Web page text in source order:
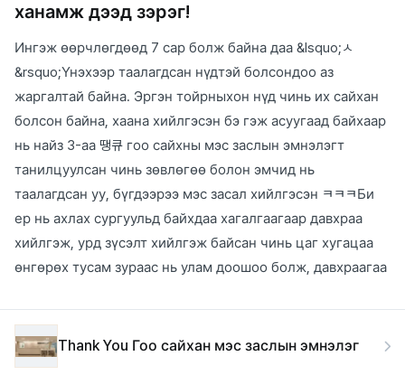
ханамж дээд зэрэг!
Ингэж өөрчлөгдөөд 7 сар болж байна даа &lsquo;ㅅ
&rsquo;Үнэхээр таалагдсан нүдтэй болсондоо аз
жаргалтай байна. Эргэн тойрныхон нүд чинь их сайхан
болсон байна, хаана хийлгэсэн бэ гэж асуугаад байхаар
нь найз 3-аа 땡큐 гоо сайхны мэс заслын эмнэлэгт
танилцуулсан чинь зөвлөгөө болон эмчид нь
таалагдсан уу, бүгдээрээ мэс засал хийлгэсэн ㅋㅋㅋБи
ер нь ахлах сургуульд байхдаа хагалгаагаар давхраа
хийлгэж, урд зүсэлт хийлгэж байсан чинь цаг хугацаа
өнгөрөх тусам зураас нь улам доошоо болж, давхраагаа
Thank You Гоо сайхан мэс заслын эмнэлэг